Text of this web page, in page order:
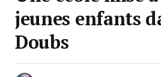
jeunes enfants
Doubs